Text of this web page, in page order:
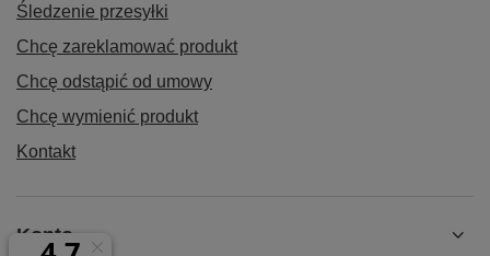
Śledzenie przesyłki
Chcę zareklamować produkt
Chcę odstąpić od umowy
Chcę wymienić produkt
Kontakt
Konto